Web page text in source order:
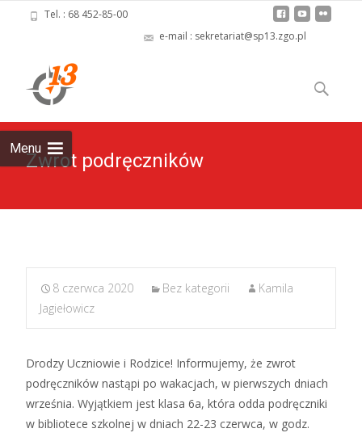
Tel. : 68 452-85-00
e-mail : sekretariat@sp13.zgo.pl
Menu
to
content
Szukaj:
Zwrot podręczników
8 czerwca 2020 Bez kategorii
Kamila
Jagiełowicz
Drodzy Uczniowie i Rodzice! Informujemy, że zwrot
podręczników nastąpi po wakacjach, w pierwszych dniach
września. Wyjątkiem jest klasa 6a, która odda podręczniki
w bibliotece szkolnej w dniach 22-23 czerwca, w godz.